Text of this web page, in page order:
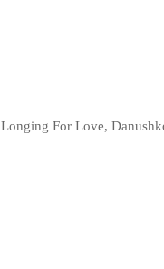
Longing For Love,